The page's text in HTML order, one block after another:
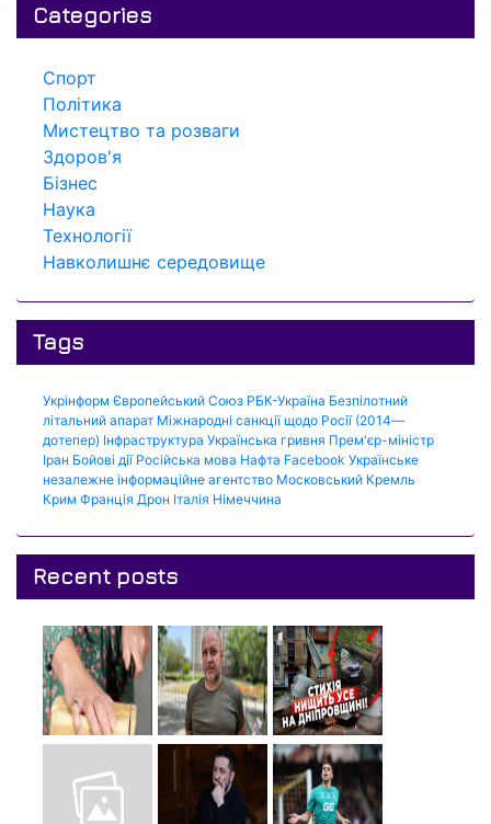
Categories
Спорт
Політика
Мистецтво та розваги
Здоров'я
Бізнес
Наука
Технології
Навколишнє середовище
Tags
Укрінформ Європейський Союз РБК-Україна Безпілотний
літальний апарат Міжнародні санкції щодо Росії (2014—
дотепер) Інфраструктура Українська гривня Прем'єр-міністр
Іран Бойові дії Російська мова Нафта Facebook Українське
незалежне інформаційне агентство Московський Кремль
Крим Франція Дрон Італія Німеччина
Recent posts